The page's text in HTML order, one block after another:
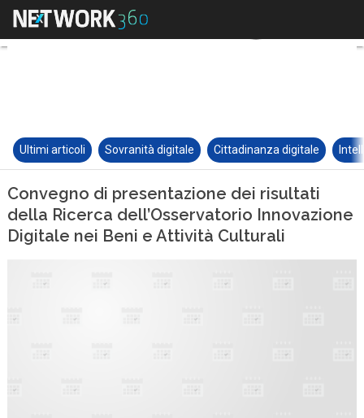
Ultimi articoli Sovranità digitale Cittadinanza digitale
Convegno di presentazione dei risultati
della Ricerca dell’Osservatorio Innovazione
Digitale nei Beni e Attività Culturali